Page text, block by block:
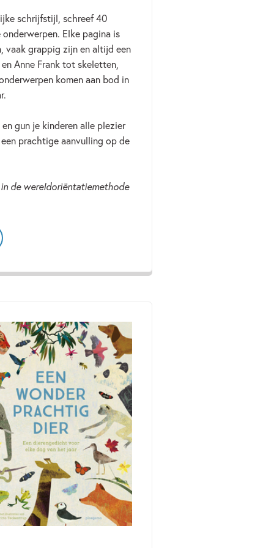
schrijfstijl, schreef 40
Elke pagina is
vaak grappig zijn en altijd een
Anne Frank tot skeletten,
komen aan bod in
gun je kinderen alle plezier
prachtige aanvulling op de
de wereldoriëntatiemethode